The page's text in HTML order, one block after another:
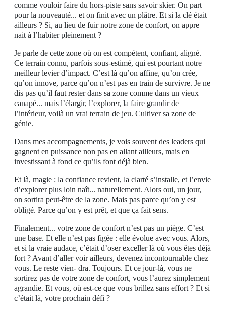
comme vouloir faire du hors-piste sans savoir skier. On part
pour la nouveauté... et on finit avec un plâtre. Et si la clé était
ailleurs ? Si, au lieu de fuir notre zone de confort, on appre
nait à l’habiter pleinement ?
Je parle de cette zone où on est compétent, confiant, aligné.
Ce terrain connu, parfois sous-estimé, qui est pourtant notre
meilleur levier d’impact. C’est là qu’on affine, qu’on crée,
qu’on innove, parce qu’on n’est pas en train de survivre. Je ne
dis pas qu’il faut rester dans sa zone comme dans un vieux
canapé... mais l’élargir, l’explorer, la faire grandir de
l’intérieur, voilà un vrai terrain de jeu. Cultiver sa zone de
génie.
Dans mes accompagnements, je vois souvent des leaders qui
gagnent en puissance non pas en allant ailleurs, mais en
investissant à fond ce qu’ils font déjà bien.
Et là, magie : la confiance revient, la clarté s’installe, et l’envie
d’explorer plus loin naît... naturellement. Alors oui, un jour,
on sortira peut-être de la zone. Mais pas parce qu’on y est
obligé. Parce qu’on y est prêt, et que ça fait sens.
Finalement... votre zone de confort n’est pas un piège. C’est
une base. Et elle n’est pas figée : elle évolue avec vous. Alors,
et si la vraie audace, c’était d’oser exceller là où vous êtes déjà
fort ? Avant d’aller voir ailleurs, devenez incontournable chez
vous. Le reste vien- dra. Toujours. Et ce jour-là, vous ne
sortirez pas de votre zone de confort, vous l’aurez simplement
agrandie. Et vous, où est-ce que vous brillez sans effort ? Et si
c’était là, votre prochain défi ?